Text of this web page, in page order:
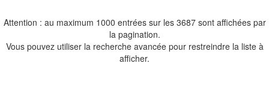
Attention : au maximum 1000 entrées sur les 3687 sont affichées par
la pagination.
Vous pouvez utiliser la recherche avancée pour restreindre la liste à
afficher.